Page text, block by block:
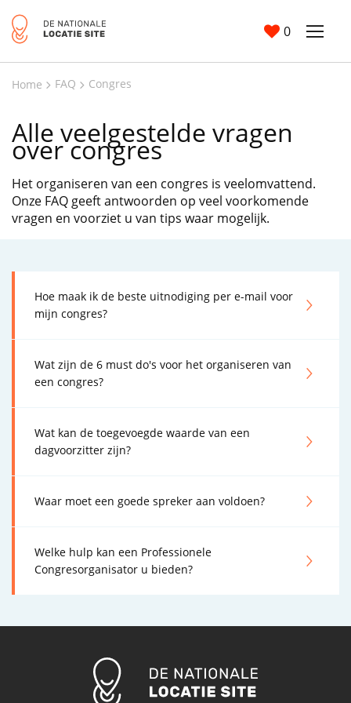
0
Home FAQ Congres
Alle veelgestelde vragen
over congres
Het organiseren van een congres is veelomvattend.
Onze FAQ geeft antwoorden op veel voorkomende
vragen en voorziet u van tips waar mogelijk.
Hoe maak ik de beste uitnodiging per e-mail voor
mijn congres?
Wat zijn de 6 must do's voor het organiseren van
een congres?
Wat kan de toegevoegde waarde van een
dagvoorzitter zijn?
Waar moet een goede spreker aan voldoen?
Welke hulp kan een Professionele
Congresorganisator u bieden?